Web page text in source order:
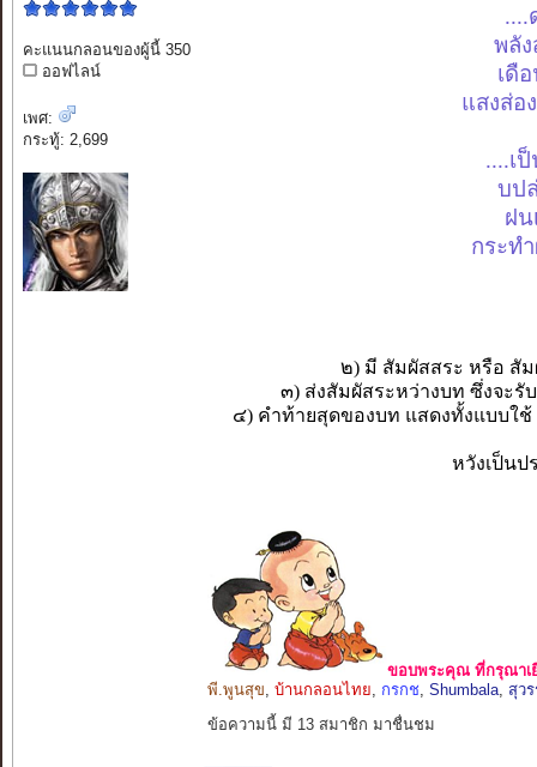
คะแนนกลอนของผู้นี้ 350
ออฟไลน์
เพศ:
กระทู้: 2,699
....
พลัง
เดื
แสงส่อ
....เ
บป
ฝน
กระท
๒) มี สัมผัสสระ หรือ สั
๓) ส่งสัมผัสระหว่างบท ซึ่งจะ
๔) คำท้ายสุดของบท แสดงทั้งแบบใ
หวังเป็นป
ขอบพระคุณ ที่กรุณาเ
พี.พูนสุข, บ้านกลอนไทย, กรกช, Shumbala, สุว
ข้อความนี้ มี 13 สมาชิก มาชื่นชม